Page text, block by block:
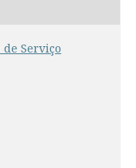
de Serviço